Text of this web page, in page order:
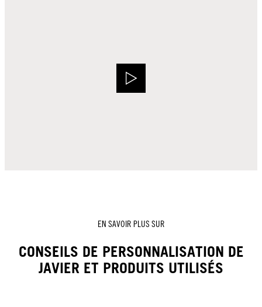
EN SAVOIR PLUS SUR
CONSEILS DE PERSONNALISATION DE
JAVIER ET PRODUITS UTILISÉS